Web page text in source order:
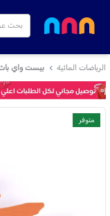
الرياضات المائية بيست واي باث
متوفر